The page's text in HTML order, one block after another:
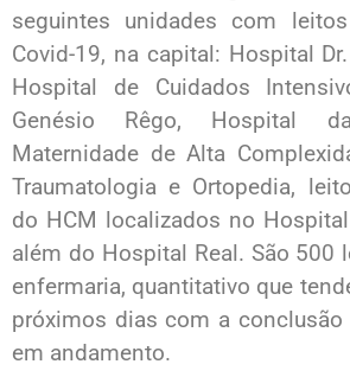
seguintes unidades com
Covid-19, na capital: Hospital
Hospital de Cuidados
Genésio Rêgo, Hospital
Maternidade de Alta
Traumatologia e Ortopedia,
do HCM localizados no
além do Hospital Real. São 500
enfermaria, quantitativo que
próximos dias com a conclusão
em andamento.